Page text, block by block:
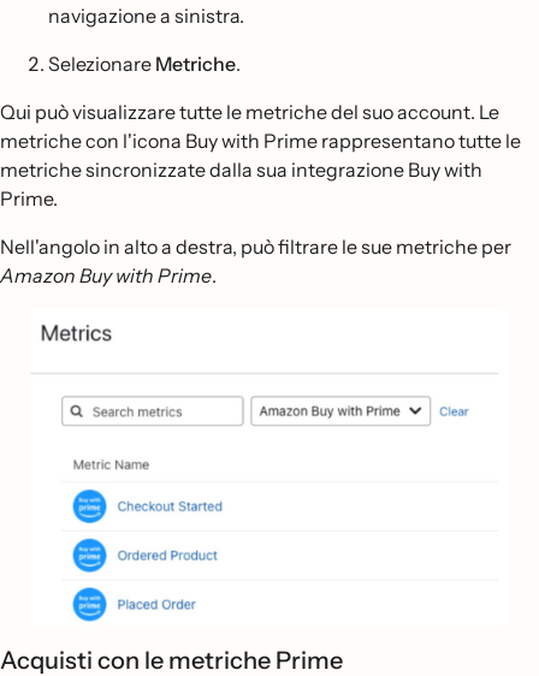
navigazione a sinistra.
Selezionare Metriche.
Qui può visualizzare tutte le metriche del suo account. Le
metriche con l'icona Buy with Prime rappresentano tutte le
metriche sincronizzate dalla sua integrazione Buy with
Prime.
Nell'angolo in alto a destra, può filtrare le sue metriche per
Amazon Buy with Prime.
Acquisti con le metriche Prime